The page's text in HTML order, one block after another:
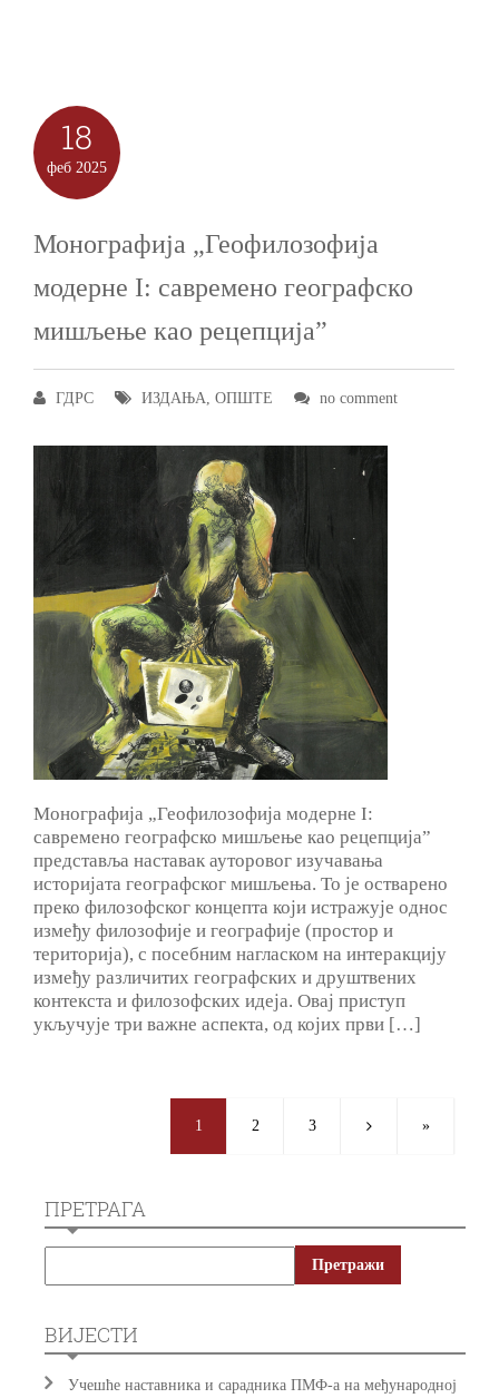
18
феб 2025
Монографија „Геофилозофија
модерне I: савремено географско
мишљење као рецепција”
ГДРС ИЗДАЊА, ОПШТЕ no comment
Монографија „Геофилозофија модерне I:
савремено географско мишљење као рецепција”
представља наставак ауторовог изучавања
историјата географског мишљења. То је остварено
преко филозофског концепта који истражује однос
између филозофије и географије (простор и
територија), с посебним нагласком на интеракцију
између различитих географских и друштвених
контекста и филозофских идеја. Овај приступ
укључује три важне аспекта, од којих први […]
1 2 3 »
ПРЕТРАГА
ВИЈЕСТИ
Учешће наставника и сарадника ПМФ-а на међународној